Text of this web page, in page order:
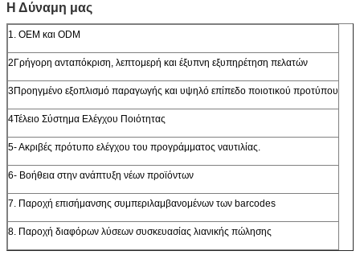
Η Δύναμη μας
1. OEM και ODM
2Γρήγορη ανταπόκριση, λεπτομερή και έξυπνη εξυπηρέτηση πελατών
3Προηγμένο εξοπλισμό παραγωγής και υψηλό επίπεδο ποιοτικού προτύπου
4Τέλειο Σύστημα Ελέγχου Ποιότητας
5- Ακριβές πρότυπο ελέγχου του προγράμματος ναυτιλίας.
6- Βοήθεια στην ανάπτυξη νέων προϊόντων
7. Παροχή επισήμανσης συμπεριλαμβανομένων των barcodes
8. Παροχή διαφόρων λύσεων συσκευασίας λιανικής πώλησης